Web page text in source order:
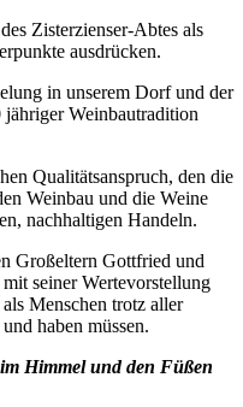
Zisterzienser-Abtes als
ausdrücken.
in unserem Dorf und der
Weinbautradition
Qualitätsanspruch, den die
Weinbau und die Weine
nachhaltigen Handeln.
Großeltern Gottfried und
seiner Wertevorstellung
Menschen trotz aller
haben müssen.
Himmel und den Füßen